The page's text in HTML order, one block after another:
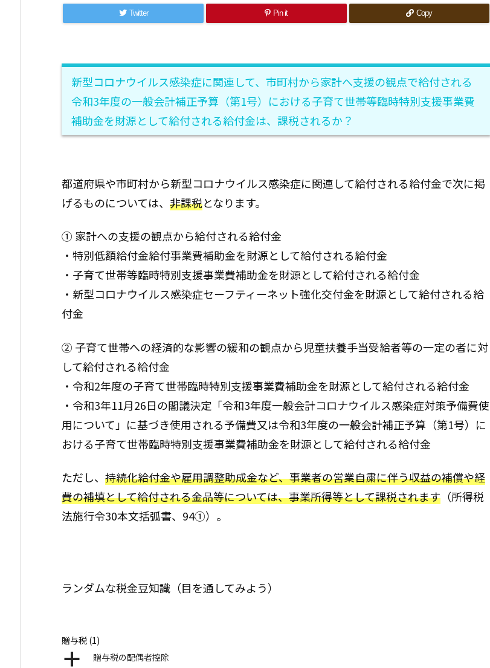
Twitter Pin it Copy
新型コロナウイルス感染症に関連して、市町村から家計へ支援の観点で給付される
令和3年度の一般会計補正予算（第1号）における子育て世帯等臨時特別支援事業費
補助金を財源として給付される給付金は、課税されるか？
都道府県や市町村から新型コロナウイルス感染症に関連して給付される給付金で次に掲
げるものについては、 非課税となります。
① 家計への支援の観点から給付される給付金
・特別低額給付金給付事業費補助金を財源として給付される給付金
・子育て世帯等臨時特別支援事業費補助金を財源として給付される給付金
・新型コロナウイルス感染症セーフティーネット強化交付金を財源として給付される給
付金
② 子育て世帯への経済的な影響の緩和の観点から児童扶養手当受給者等の一定の者に対
して給付される給付金
・令和2年度の子育て世帯臨時特別支援事業費補助金を財源として給付される給付金
・令和3年11月26日の閣議決定「令和3年度一般会計コロナウイルス感染症対策予備費使
用について」に基づき使用される予備費又は令和3年度の一般会計補正予算（第1号）に
おける子育て世帯臨時特別支援事業費補助金を財源として給付される給付金
ただし、 持続化給付金や雇用調整助成金など、事業者の営業自粛に伴う収益の補償や経
費の補填として給付される金品等については、事業所得等として課税されます （所得税
法施行令30本文括弧書、94①）。
ランダムな税金豆知識（目を通してみよう）
贈与税 (1)
a 贈与税の配偶者控除